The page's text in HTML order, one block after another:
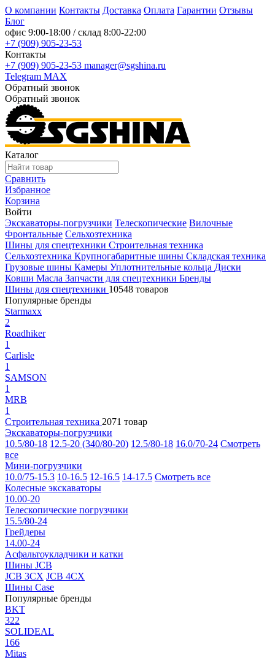
О компании Контакты Доставка Оплата Гарантии Отзывы
Блог
офис 9:00-18:00 / склад 8:00-22:00
+7 (909) 905-23-53
Контакты
+7 (909) 905-23-53 manager@sgshina.ru
Telegram MAX
Обратный звонок
Обратный звонок
Каталог
Сравнить
Избранное
Корзина
Войти
Экскаваторы-погрузчики Телескопические Вилочные
Фронтальные Сельхозтехника
Шины для спецтехники Строительная техника
Сельхозтехника Крупногабаритные шины Складская техника
Грузовые шины Камеры Уплотнительные кольца Диски
Ковши Масла Запчасти для спецтехники Бренды
Шины для спецтехники 10548 товаров
Популярные бренды
Starmaxx
2
Roadhiker
1
Carlisle
1
SAMSON
1
MRB
1
Строительная техника 2071 товар
Экскаваторы-погрузчики
10.5/80-18 12.5-20 (340/80-20) 12.5/80-18 16.0/70-24 Смотреть
все
Мини-погрузчики
10.0/75-15.3 10-16.5 12-16.5 14-17.5 Смотреть все
Колесные экскаваторы
10.00-20
Телескопические погрузчики
15.5/80-24
Грейдеры
14.00-24
Асфальтоукладчики и катки
Шины JCB
JCB 3CX JCB 4CX
Шины Case
Популярные бренды
BKT
322
SOLIDEAL
166
Mitas